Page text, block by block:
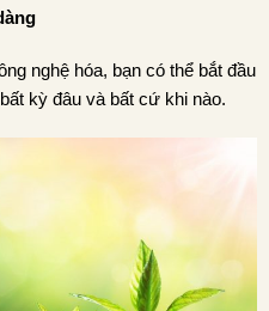
nghệ hóa, bạn có thể bắt đầu
kỳ đâu và bất cứ khi nào.